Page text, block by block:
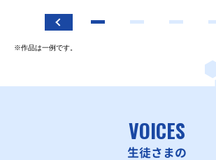
※作品は一例です。
VOICES
生徒さまの